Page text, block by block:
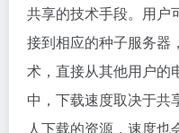
共享的技术手段。用户
接到相应的种子服务器
术，直接从其他用户的
中，下载速度取决于共
人下载的资源，速度也